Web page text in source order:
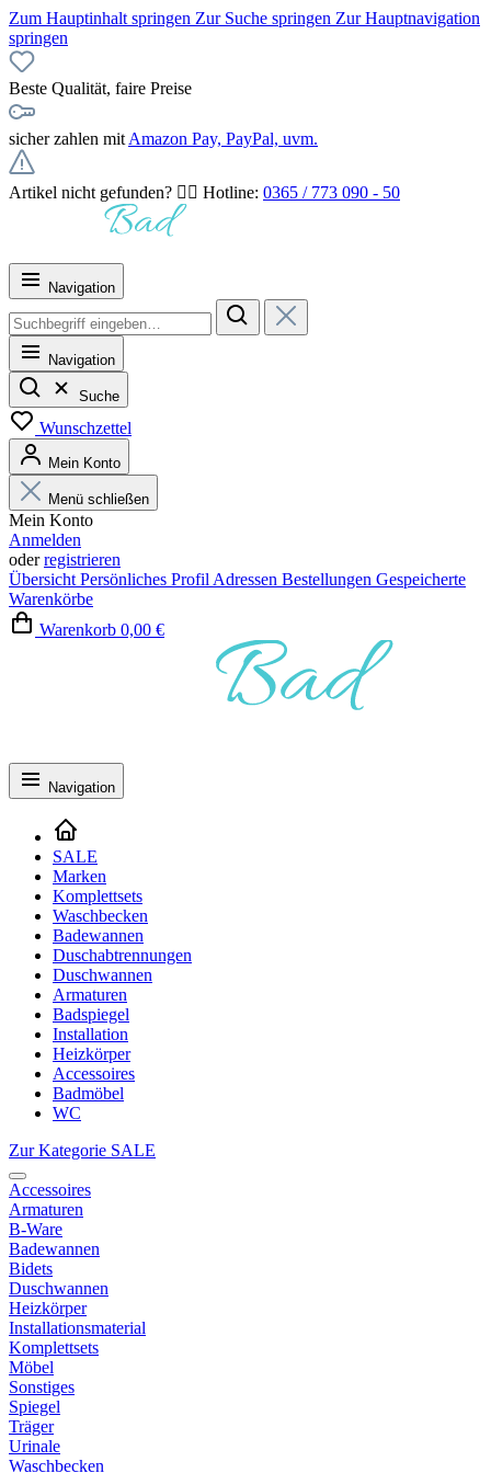
Zum Hauptinhalt springen Zur Suche springen Zur Hauptnavigation
springen
Beste Qualität, faire Preise
sicher zahlen mit Amazon Pay, PayPal, uvm.
Artikel nicht gefunden? 👉🏻 Hotline: 0365 / 773 090 - 50
Navigation
Navigation
Suche
Wunschzettel
Mein Konto
Menü schließen
Mein Konto
Anmelden
oderregistrieren
Übersicht Persönliches Profil Adressen Bestellungen Gespeicherte
Warenkörbe
Warenkorb 0,00 €
Navigation
SALE
Marken
Komplettsets
Waschbecken
Badewannen
Duschabtrennungen
Duschwannen
Armaturen
Badspiegel
Installation
Heizkörper
Accessoires
Badmöbel
WC
Zur Kategorie SALE
Accessoires
Armaturen
B-Ware
Badewannen
Bidets
Duschwannen
Heizkörper
Installationsmaterial
Komplettsets
Möbel
Sonstiges
Spiegel
Träger
Urinale
Waschbecken